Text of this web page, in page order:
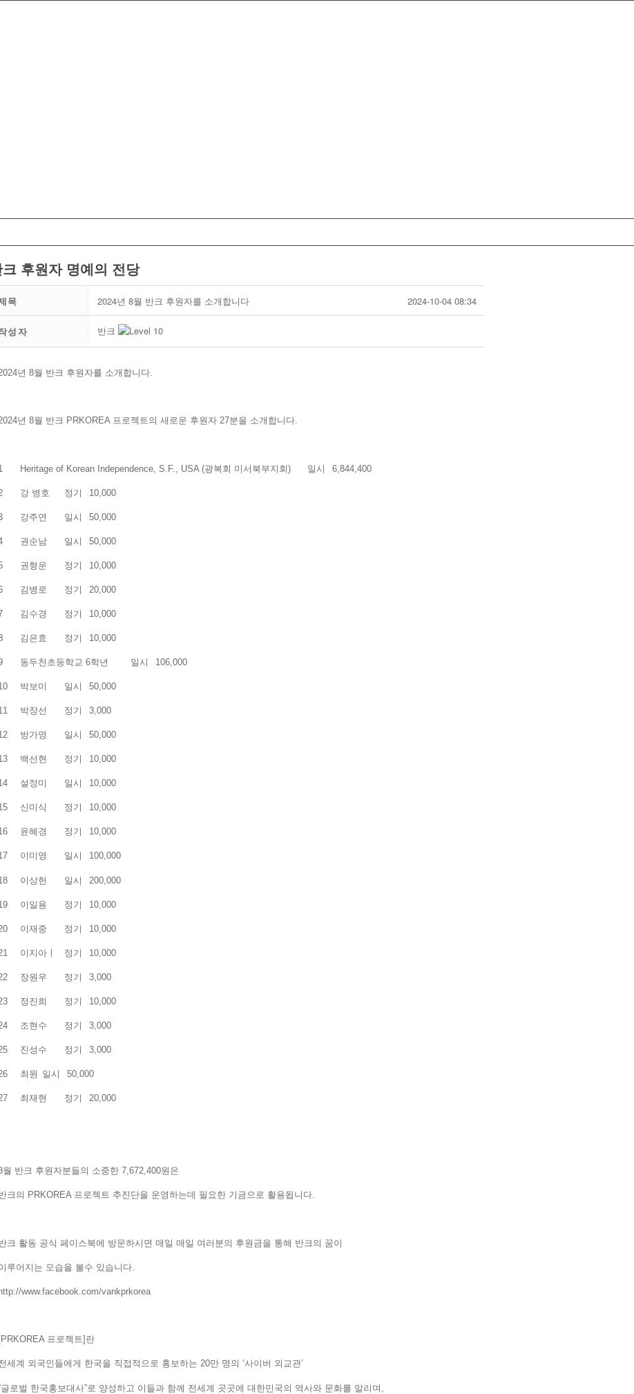
크 후원자 명예의 전당
목 2024년 8월 반크 후원자를 소개합니다 2024-10-04 08:34
성자 반크
년 8월 반크 후원자를 소개합니다.
년 8월 반크 PRKOREA 프로젝트의 새로운 후원자 27분을 소개합니다.
Heritage of Korean Independence, S.F., USA (광복회 미서북부지회) 일시 6,844,400
강 병호 정기 10,000
강주연 일시 50,000
권순남 일시 50,000
권형운 정기 10,000
김병로 정기 20,000
김수경 정기 10,000
김은효 정기 10,000
동두천초등학교 6학년 일시 106,000
박보미 일시 50,000
박장선 정기 3,000
방가영 일시 50,000
백선현 정기 10,000
설정미 일시 10,000
신미식 정기 10,000
윤혜경 정기 10,000
이미영 일시 100,000
이상헌 일시 200,000
이일용 정기 10,000
이재중 정기 10,000
이지아ㅣ 정기 10,000
장원우 정기 3,000
정진희 정기 10,000
조현수 정기 3,000
진성수 정기 3,000
최원 일시 50,000
최재현 정기 20,000
월 반크 후원자분들의 소중한 7,672,400원은
크의 PRKOREA 프로젝트 추진단을 운영하는데 필요한 기금으로 활용됩니다.
크 활동 공식 페이스북에 방문하시면 매일 매일 여러분의 후원금을 통해 반크의 꿈이
루어지는 모습을 볼수 있습니다.
http://www.facebook.com/vankprkorea
[PRKOREA 프로젝트]란
세계 외국인들에게 한국을 직접적으로 홍보하는 20만 명의 ‘사이버 외교관’
글로벌 한국홍보대사”로 양성하고 이들과 함께 전세계 곳곳에 대한민국의 역사와 문화를 알리며,